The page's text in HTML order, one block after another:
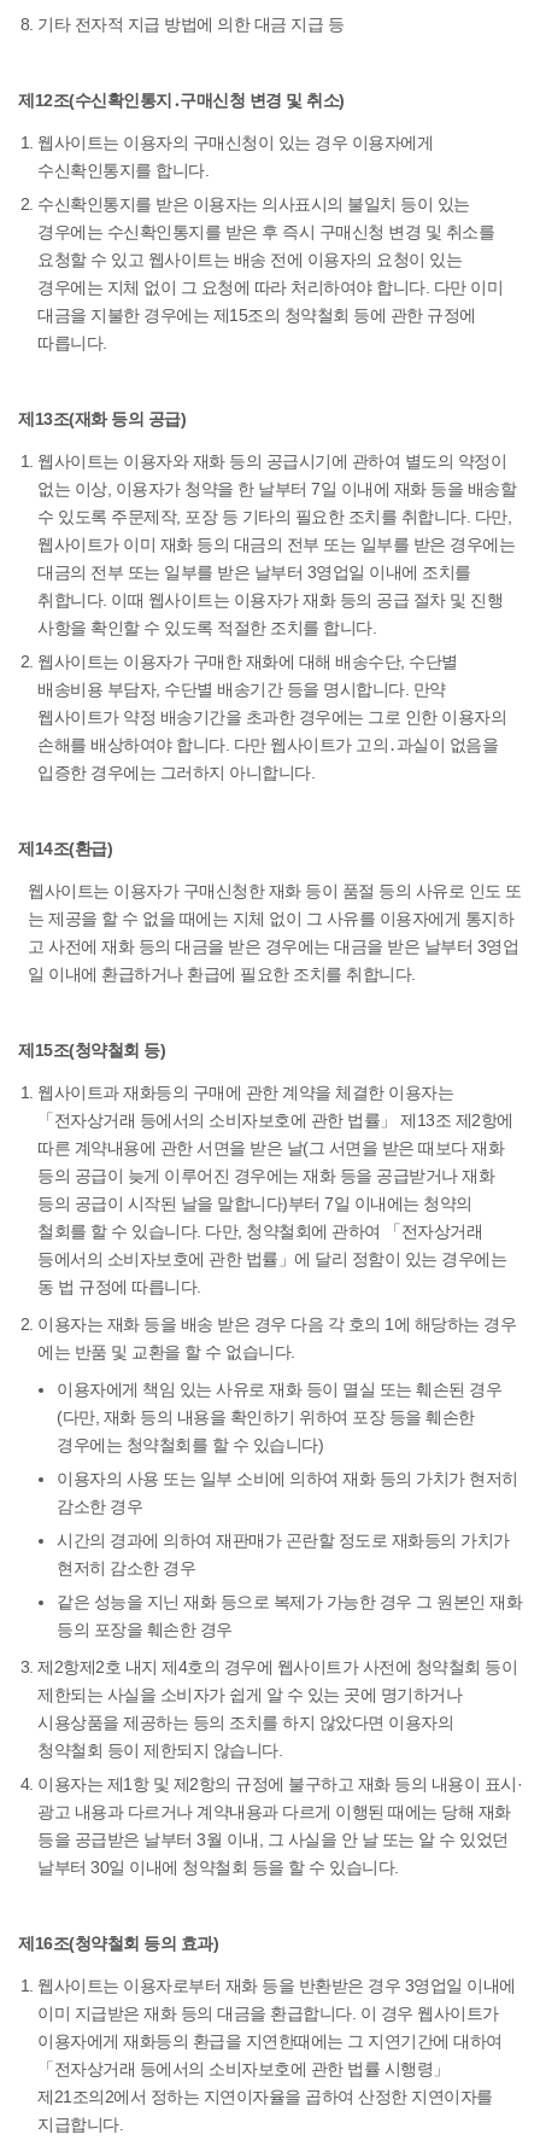
기타 전자적 지급 방법에 의한 대금 지급 등
제12조(수신확인통지․구매신청 변경 및 취소)
웹사이트는 이용자의 구매신청이 있는 경우 이용자에게
수신확인통지를 합니다.
수신확인통지를 받은 이용자는 의사표시의 불일치 등이 있는
경우에는 수신확인통지를 받은 후 즉시 구매신청 변경 및 취소를
요청할 수 있고 웹사이트는 배송 전에 이용자의 요청이 있는
경우에는 지체 없이 그 요청에 따라 처리하여야 합니다. 다만 이미
대금을 지불한 경우에는 제15조의 청약철회 등에 관한 규정에
따릅니다.
제13조(재화 등의 공급)
웹사이트는 이용자와 재화 등의 공급시기에 관하여 별도의 약정이
없는 이상, 이용자가 청약을 한 날부터 7일 이내에 재화 등을 배송할
수 있도록 주문제작, 포장 등 기타의 필요한 조치를 취합니다. 다만,
웹사이트가 이미 재화 등의 대금의 전부 또는 일부를 받은 경우에는
대금의 전부 또는 일부를 받은 날부터 3영업일 이내에 조치를
취합니다. 이때 웹사이트는 이용자가 재화 등의 공급 절차 및 진행
사항을 확인할 수 있도록 적절한 조치를 합니다.
웹사이트는 이용자가 구매한 재화에 대해 배송수단, 수단별
배송비용 부담자, 수단별 배송기간 등을 명시합니다. 만약
웹사이트가 약정 배송기간을 초과한 경우에는 그로 인한 이용자의
손해를 배상하여야 합니다. 다만 웹사이트가 고의․과실이 없음을
입증한 경우에는 그러하지 아니합니다.
제14조(환급)
웹사이트는 이용자가 구매신청한 재화 등이 품절 등의 사유로 인도 또
는 제공을 할 수 없을 때에는 지체 없이 그 사유를 이용자에게 통지하
고 사전에 재화 등의 대금을 받은 경우에는 대금을 받은 날부터 3영업
일 이내에 환급하거나 환급에 필요한 조치를 취합니다.
제15조(청약철회 등)
웹사이트과 재화등의 구매에 관한 계약을 체결한 이용자는
「전자상거래 등에서의 소비자보호에 관한 법률」 제13조 제2항에
따른 계약내용에 관한 서면을 받은 날(그 서면을 받은 때보다 재화
등의 공급이 늦게 이루어진 경우에는 재화 등을 공급받거나 재화
등의 공급이 시작된 날을 말합니다)부터 7일 이내에는 청약의
철회를 할 수 있습니다. 다만, 청약철회에 관하여 「전자상거래
등에서의 소비자보호에 관한 법률」에 달리 정함이 있는 경우에는
동 법 규정에 따릅니다.
이용자는 재화 등을 배송 받은 경우 다음 각 호의 1에 해당하는 경우
에는 반품 및 교환을 할 수 없습니다.
이용자에게 책임 있는 사유로 재화 등이 멸실 또는 훼손된 경우
(다만, 재화 등의 내용을 확인하기 위하여 포장 등을 훼손한
경우에는 청약철회를 할 수 있습니다)
이용자의 사용 또는 일부 소비에 의하여 재화 등의 가치가 현저히
감소한 경우
시간의 경과에 의하여 재판매가 곤란할 정도로 재화등의 가치가
현저히 감소한 경우
같은 성능을 지닌 재화 등으로 복제가 가능한 경우 그 원본인 재화
등의 포장을 훼손한 경우
제2항제2호 내지 제4호의 경우에 웹사이트가 사전에 청약철회 등이
제한되는 사실을 소비자가 쉽게 알 수 있는 곳에 명기하거나
시용상품을 제공하는 등의 조치를 하지 않았다면 이용자의
청약철회 등이 제한되지 않습니다.
이용자는 제1항 및 제2항의 규정에 불구하고 재화 등의 내용이 표시·
광고 내용과 다르거나 계약내용과 다르게 이행된 때에는 당해 재화
등을 공급받은 날부터 3월 이내, 그 사실을 안 날 또는 알 수 있었던
날부터 30일 이내에 청약철회 등을 할 수 있습니다.
제16조(청약철회 등의 효과)
웹사이트는 이용자로부터 재화 등을 반환받은 경우 3영업일 이내에
이미 지급받은 재화 등의 대금을 환급합니다. 이 경우 웹사이트가
이용자에게 재화등의 환급을 지연한때에는 그 지연기간에 대하여
「전자상거래 등에서의 소비자보호에 관한 법률 시행령」
제21조의2에서 정하는 지연이자율을 곱하여 산정한 지연이자를
지급합니다.